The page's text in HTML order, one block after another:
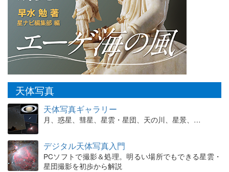
天体写真
天体写真ギャラリー
月、惑星、彗星、星雲・星団、天の川、星景、…
デジタル天体写真入門
PCソフトで撮影＆処理。明るい場所でもできる星雲・
星団撮影を初歩から解説